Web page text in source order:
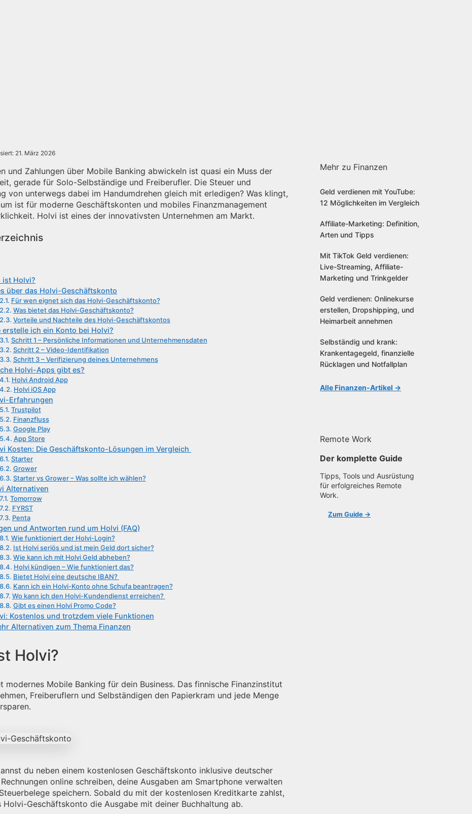
21. März 2026
und Zahlungen über Mobile Banking abwickeln ist quasi ein Muss der
gerade für Solo-Selbständige und Freiberufler. Die Steuer und
von unterwegs dabei im Handumdrehen gleich mit erledigen? Was klingt,
ist für moderne Geschäftskonten und mobiles Finanzmanagement
Holvi ist eines der innovativsten Unternehmen am Markt.
ist Holvi?
über das Holvi-Geschäftskonto
Für wen eignet sich das Holvi-Geschäftskonto?
Was bietet das Holvi-Geschäftskonto?
Vorteile und Nachteile des Holvi-Geschäftskontos
erstelle ich ein Konto bei Holvi?
Schritt 1 – Persönliche Informationen und Unternehmensdaten
Schritt 2 – Video-Identifikation
Schritt 3 – Verifizierung deines Unternehmens
Holvi-Apps gibt es?
Holvi Android App
Holvi iOS App
Erfahrungen
Trustpilot
Finanzfluss
Google Play
App Store
Kosten: Die Geschäftskonto-Lösungen im Vergleich
Starter
Grower
Starter vs Grower – Was sollte ich wählen?
Alternativen
Tomorrow
FYRST
Penta
und Antworten rund um Holvi (FAQ)
Wie funktioniert der Holvi-Login?
Ist Holvi seriös und ist mein Geld dort sicher?
Wie kann ich mit Holvi Geld abheben?
Holvi kündigen – Wie funktioniert das?
Bietet Holvi eine deutsche IBAN?
Kann ich ein Holvi-Konto ohne Schufa beantragen?
Wo kann ich den Holvi-Kundendienst erreichen?
Gibt es einen Holvi Promo Code?
Kostenlos und trotzdem viele Funktionen
Alternativen zum Thema Finanzen
Holvi?
modernes Mobile Banking für dein Business. Das finnische Finanzinstitut
Freiberuflern und Selbständigen den Papierkram und jede Menge
du neben einem kostenlosen Geschäftskonto inklusive deutscher
online schreiben, deine Ausgaben am Smartphone verwalten
speichern. Sobald du mit der kostenlosen Kreditkarte zahlst,
Holvi-Geschäftskonto die Ausgabe mit deiner Buchhaltung ab.
Mehr zu Finanzen
Geld verdienen mit YouTube:
12 Möglichkeiten im Vergleich
Affiliate-Marketing: Definition,
Arten und Tipps
Mit TikTok Geld verdienen:
Live-Streaming, Affiliate-
Marketing und Trinkgelder
Geld verdienen: Onlinekurse
erstellen, Dropshipping, und
Heimarbeit annehmen
Selbständig und krank:
Krankentagegeld, finanzielle
Rücklagen und Notfallplan
Alle Finanzen-Artikel →
Remote Work
Der komplette Guide
Tipps, Tools und Ausrüstung
für erfolgreiches Remote
Work.
Zum Guide →